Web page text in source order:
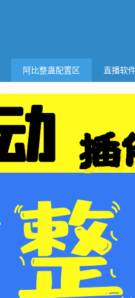
阿比整蛊配置区 直播软